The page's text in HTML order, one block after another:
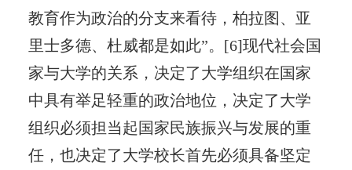
教育作为政治的分支来看待，柏拉图、亚
里士多德、杜威都是如此”。[6]现代社会国
家与大学的关系，决定了大学组织在国家
中具有举足轻重的政治地位，决定了大学
组织必须担当起国家民族振兴与发展的重
任，也决定了大学校长首先必须具备坚定